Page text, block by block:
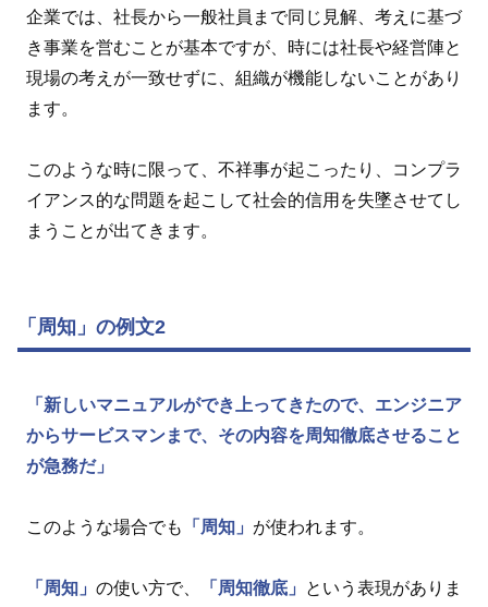
企業では、社長から一般社員まで同じ見解、考えに基づ
き事業を営むことが基本ですが、時には社長や経営陣と
現場の考えが一致せずに、組織が機能しないことがあり
ます。
このような時に限って、不祥事が起こったり、コンプラ
イアンス的な問題を起こして社会的信用を失墜させてし
まうことが出てきます。
「周知」の例文2
「新しいマニュアルができ上ってきたので、エンジニア
からサービスマンまで、その内容を周知徹底させること
が急務だ」
このような場合でも 「周知」 が使われます。
「周知」 の使い方で、 「周知徹底」
という表現がありま